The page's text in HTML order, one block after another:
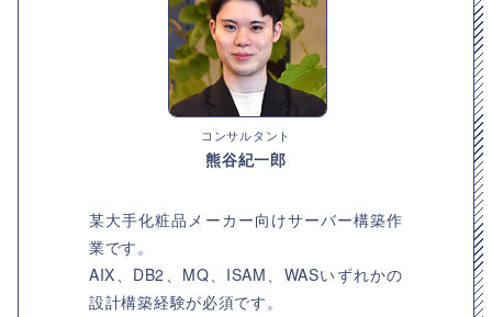
コンサルタント
熊谷紀一郎
某大手化粧品メーカー向けサーバー構築作
業です。
AIX、DB2、MQ、ISAM、WASいずれかの
設計構築経験が必須です。